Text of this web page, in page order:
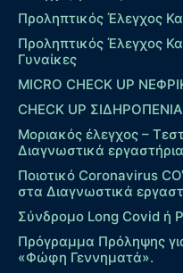
Προληπτικός Έλεγχος
Προληπτικός Έλεγχος
Γυναίκες
MICRO CHECK UP
CHECK UP
Μοριακός έλεγχος –
Διαγνωστικά
Ποιοτικό Coronavirus
στα Διαγνωστικά
Σύνδρομο Long Covid ή
Πρόγραμμα Πρόληψης
«Φώφη Γεννηματά».